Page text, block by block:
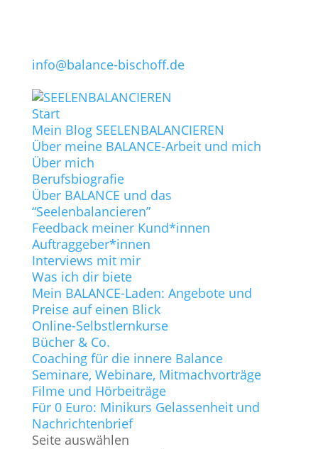
info@balance-bischoff.de
Start
Mein Blog SEELENBALANCIEREN
Über meine BALANCE-Arbeit und mich
Über mich
Berufsbiografie
Über BALANCE und das
“Seelenbalancieren”
Feedback meiner Kund*innen
Auftraggeber*innen
Interviews mit mir
Was ich dir biete
Mein BALANCE-Laden: Angebote und
Preise auf einen Blick
Online-Selbstlernkurse
Bücher & Co.
Coaching für die innere Balance
Seminare, Webinare, Mitmachvorträge
Filme und Hörbeiträge
Für 0 Euro: Minikurs Gelassenheit und
Nachrichtenbrief
Seite auswählen